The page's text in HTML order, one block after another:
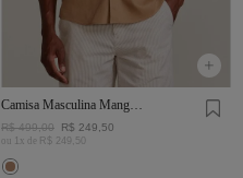
Camisa Masculina Manga
Curta Visco Linho
R$ 499,00 R$ 249 50
ou x de R$ 249 50